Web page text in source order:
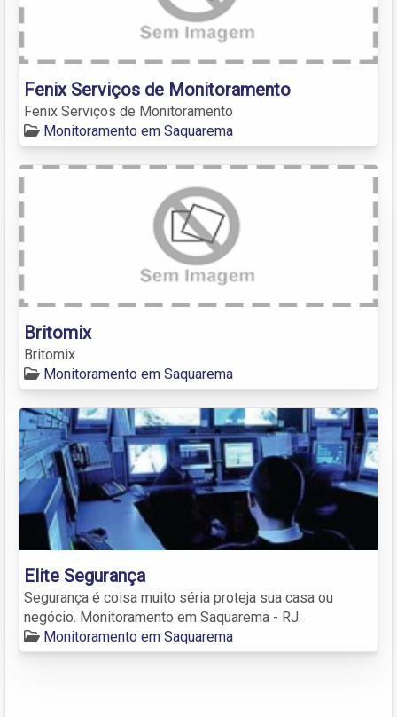
Fenix Serviços de Monitoramento
Fenix Serviços de Monitoramento
Monitoramento em Saquarema
Britomix
Britomix
Monitoramento em Saquarema
Elite Segurança
Segurança é coisa muito séria proteja sua casa ou
negócio. Monitoramento em Saquarema - RJ.
Monitoramento em Saquarema